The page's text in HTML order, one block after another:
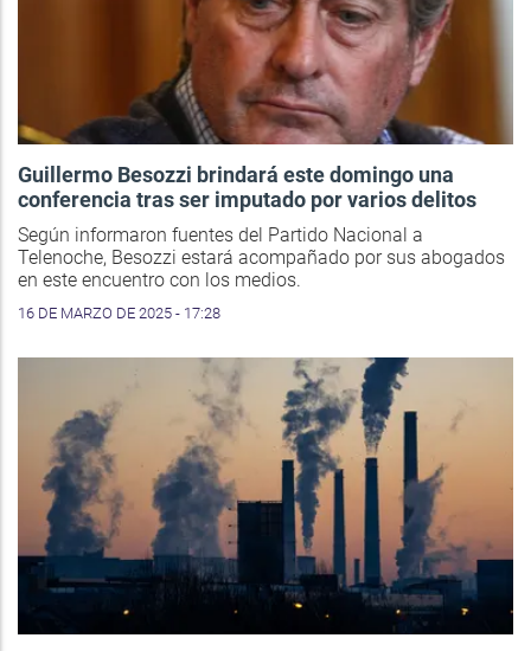
Guillermo Besozzi brindará este domingo una
conferencia tras ser imputado por varios delitos
Según informaron fuentes del Partido Nacional a
Telenoche, Besozzi estará acompañado por sus abogados
en este encuentro con los medios.
16 DE MARZO DE 2025 - 17:28